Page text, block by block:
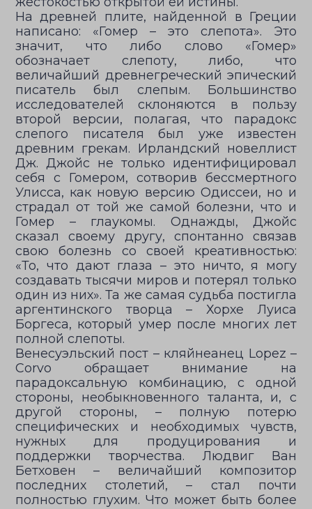
На древней плите, найденной в Греции
написано: «Гомер – это слепота». Это
значит, что либо слово «Гомер»
обозначает слепоту, либо, что
величайший древнегреческий эпический
писатель был слепым. Большинство
исследователей склоняются в пользу
второй версии, полагая, что парадокс
слепого писателя был уже известен
древним грекам. Ирландский новеллист
Дж. Джойс не только идентифицировал
себя с Гомером, сотворив бессмертного
Улисса, как новую версию Одиссеи, но и
страдал от той же самой болезни, что и
Гомер – глаукомы. Однажды, Джойс
сказал своему другу, спонтанно связав
свою болезнь со своей креативностью:
«То, что дают глаза – это ничто, я могу
создавать тысячи миров и потерял только
один из них». Та же самая судьба постигла
аргентинского творца – Хорхе Луиса
Боргеса, который умер после многих лет
полной слепоты.
Венесуэльский пост – кляйнеанец Lopez –
Corvo обращает внимание на
парадоксальную комбинацию, с одной
стороны, необыкновенного таланта, и, с
другой стороны, – полную потерю
специфических и необходимых чувств,
нужных для продуцирования и
поддержки творчества. Людвиг Ван
Бетховен – величайший композитор
последних столетий, – стал почти
полностью глухим. Что может быть более